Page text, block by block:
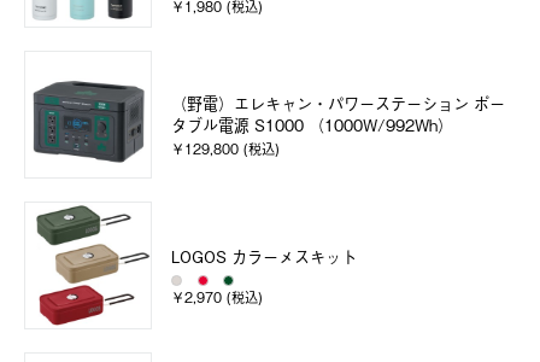
￥1,980 (税込)
（野電）エレキャン・パワーステーション ポー
タブル電源 S1000 （1000W/992Wh）
￥129,800 (税込)
LOGOS カラーメスキット
￥2,970 (税込)